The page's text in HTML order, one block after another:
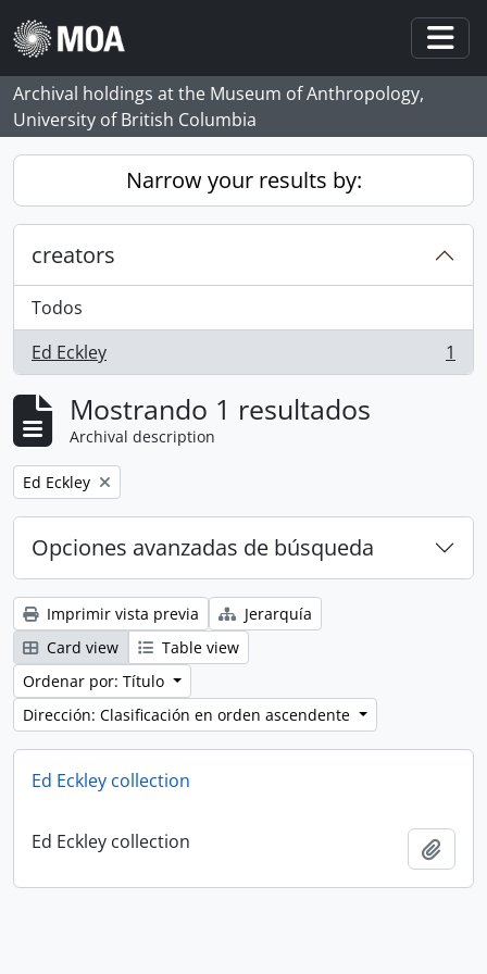
Skip to main content
Archival holdings at the Museum of Anthropology,
University of British Columbia
Narrow your results by:
creators
Todos
Ed Eckley
, 1 resultados 1
Mostrando 1 resultados
Archival description
Remove filter:
Ed Eckley
Opciones avanzadas de búsqueda
Imprimir vista previa
Jerarquía
Card view
Table view
Ordenar por: Título
Dirección: Clasificación en orden ascendente
Ed Eckley collection
Ed Eckley collection